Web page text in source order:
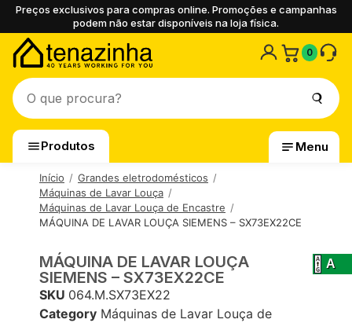
Preços exclusivos para compras online. Promoções e campanhas
podem não estar disponíveis na loja física.
0
Produtos Menu
Início
Grandes eletrodomésticos
Máquinas de Lavar Louça
Máquinas de Lavar Louça de Encastre
MÁQUINA DE LAVAR LOUÇA SIEMENS – SX73EX22CE
MÁQUINA DE LAVAR LOUÇA
SIEMENS – SX73EX22CE
A
SKU 064.M.SX73EX22
Category Máquinas de Lavar Louça de